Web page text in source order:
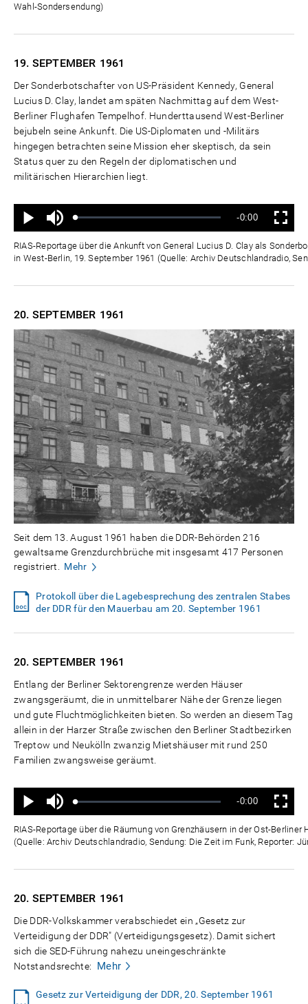
Wahl-Sondersendung)
19. SEPTEMBER 1961
Der Sonderbotschafter von US-Präsident Kennedy, General
Lucius D. Clay, landet am späten Nachmittag auf dem West-
Berliner Flughafen Tempelhof. Hunderttausend West-Berliner
bejubeln seine Ankunft. Die US-Diplomaten und -Militärs
hingegen betrachten seine Mission eher skeptisch, da sein
Status quer zu den Regeln der diplomatischen und
militärischen Hierarchien liegt.
Wiedergabe
Ton
aus
Geladen:
Status:
Verbleibende
Zeit
-0:00 Vollbild
RIAS-Reportage über die Ankunft von General Lucius D. Clay als
in West-Berlin, 19. September 1961 (Quelle: Archiv Deutschlandradio,
20. SEPTEMBER 1961
Seit dem 13. August 1961 haben die DDR-Behörden 216
gewaltsame Grenzdurchbrüche mit insgesamt 417 Personen
registriert.
Mehr
Protokoll über die Lagebesprechung des zentralen Stabes
der DDR für den Mauerbau am 20. September 1961
20. SEPTEMBER 1961
Entlang der Berliner Sektorengrenze werden Häuser
zwangsgeräumt, die in unmittelbarer Nähe der Grenze liegen
und gute Fluchtmöglichkeiten bieten. So werden an diesem Tag
allein in der Harzer Straße zwischen den Berliner Stadtbezirken
Treptow und Neukölln zwanzig Mietshäuser mit rund 250
Familien zwangsweise geräumt.
Wiedergabe
Ton
aus
Geladen:
Status:
Verbleibende
Zeit
-0:00 Vollbild
RIAS-Reportage über die Räumung von Grenzhäusern in der Ost-Berliner
(Quelle: Archiv Deutschlandradio, Sendung: Die Zeit im Funk, Reporter:
20. SEPTEMBER 1961
Die DDR-Volkskammer verabschiedet ein „Gesetz zur
Verteidigung der DDR" (Verteidigungsgesetz). Damit sichert
sich die SED-Führung nahezu uneingeschränkte
Notstandsrechte:
Mehr
Gesetz zur Verteidigung der DDR, 20. September 1961